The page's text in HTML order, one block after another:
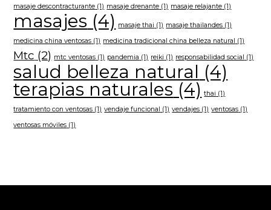
masaje descontracturante (1) masaje drenante (1) masaje relajante (1)
masajes (4) masaje thai (1) masaje thailandes (1)
medicina china ventosas (1) medicina tradicional china belleza natural (1)
Mtc (2) mtc ventosas (1) pandemia (1) reiki (1) responsabilidad social (1)
salud belleza natural (4)
terapias naturales (4) thai (1)
tratamiento con ventosas (1) vendaje funcional (1) vendajes (1) ventosas (1)
ventosas móviles (1)